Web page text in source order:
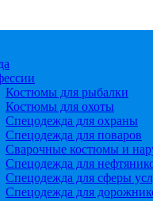
Костюмы для рыбалки
Костюмы для охоты
Спецодежда для охраны
Спецодежда для поваров
Сварочные костюмы и
Спецодежда для
Спецодежда для сферы
Спецодежда для